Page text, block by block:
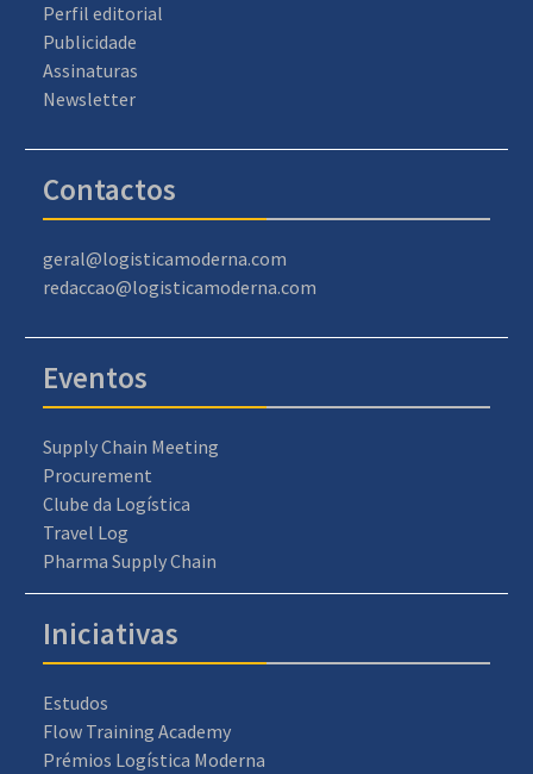
Perfil editorial
Publicidade
Assinaturas
Newsletter
Contactos
geral@logisticamoderna.com
redaccao@logisticamoderna.com
Eventos
Supply Chain Meeting
Procurement
Clube da Logística
Travel Log
Pharma Supply Chain
Iniciativas
Estudos
Flow Training Academy
Prémios Logística Moderna